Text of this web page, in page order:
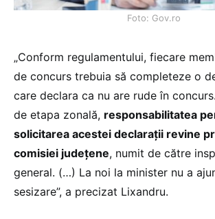
Foto: Gov.ro
„Conform regulamentului, fiecare
de concurs trebuia să completeze o
care declara ca nu are rude în
de etapa zonală, responsabilitatea
solicitarea acestei declarații revine
comisiei județene, numit de către
general. (…) La noi la minister nu a
sesizare”, a precizat Lixandru.